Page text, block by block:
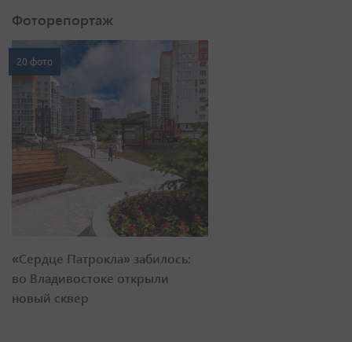
Фоторепортаж
20 фото
«Сердце Патрокла» забилось:
во Владивостоке открыли
новый сквер